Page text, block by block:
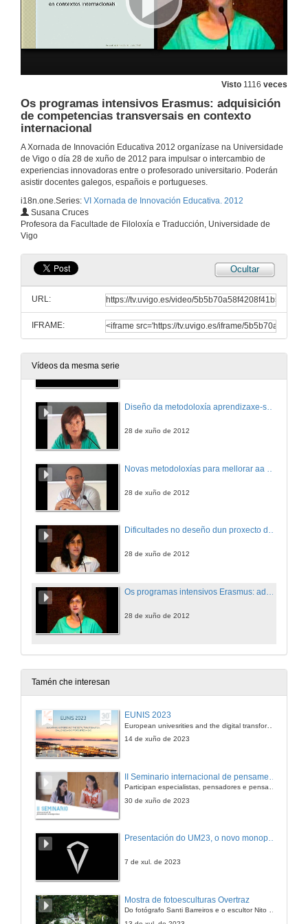
Visto 1116 veces
Os programas intensivos Erasmus: adquisición
de competencias transversais en contexto
internacional
A Xornada de Innovación Educativa 2012 organízase na Universidade
de Vigo o día 28 de xuño de 2012 para impulsar o intercambio de
experiencias innovadoras entre o profesorado universitario. Poderán
asistir docentes galegos, españois e portugueses.
i18n.one.Series: VI Xornada de Innovación Educativa. 2012
Susana Cruces
Profesora da Facultade de Filoloxía e Traducción, Universidade de
Vigo
Ocultar
URL:
IFRAME:
Vídeos da mesma serie
Aprender xogando: fundamentos de termografía en asignaturas de Teledetección
28 de xuño de 2012
Preguntas
28 de xuño de 2012
Diseño da metodoloxía aprendizaxe-servicio no área de construccións arquitectónicas
28 de xuño de 2012
28 de xuño de 2012
Dificultades no deseño dun proxecto de aprendizaxe colaborativa para a aula de traducción científico-técnica
28 de xuño de 2012
28 de xuño de 2012
Tamén che interesan
EUNIS 2023
European univesrities and the digital transformation: challenges and opportunities ahead
14 de xuño de 2023
Participan especialistas, pensadores e pensadoras que traballan desde hai anos sobre temas de pensamento contemporáneo en universidades de Estados Unidos, Reino Unido, Canadá, México e España.
30 de xuño de 2023
Presentación do UM23, o novo monopraza de UVigo Motorsport
7 de xul. de 2023
Mostra de fotoesculturas Overtraz
Do fotógrafo Santi Barreiros e o escultor Nito Contreras.